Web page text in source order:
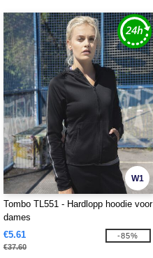
W1
Tombo TL551 - Hardlopp hoodie voor
dames
€5.61
€37.60
-85%